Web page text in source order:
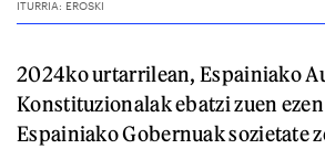
2024ko urtarrilean, Espainiako
Konstituzionalak ebatzi zuen
Espainiako Gobernuak sozietate